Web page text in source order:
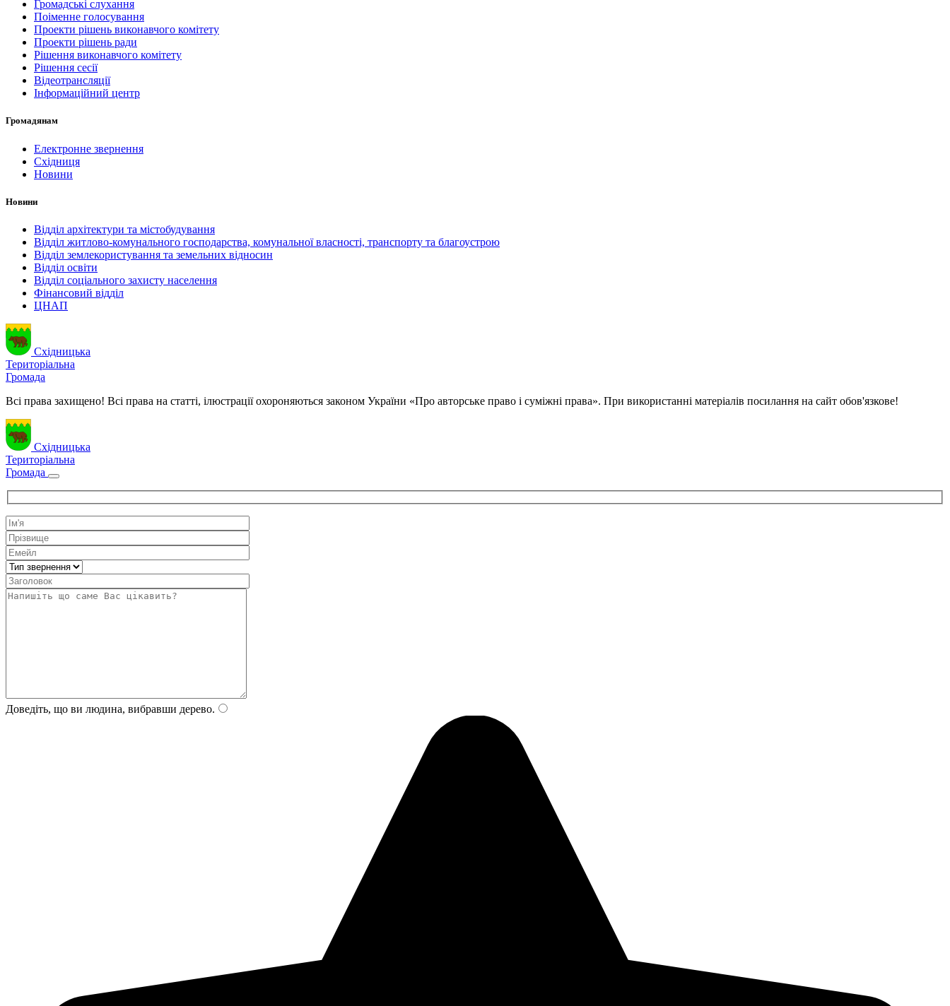
Громадські слухання
Поіменне голосування
Проекти рішень виконавчого комітету
Проекти рішень ради
Рішення виконавчого комітету
Рішення сесії
Відеотрансляції
Інформаційний центр
Громадянам
Електронне звернення
Східниця
Новини
Новини
Відділ архітектури та містобудування
Відділ житлово-комунального господарства, комунальної власності, транспорту та благоустрою
Відділ землекористування та земельних відносин
Відділ освіти
Відділ соціального захисту населення
Фінансовий відділ
ЦНАП
Східницька
Територіальна
Громада
Всі права захищено! Всі права на статті, ілюстрації охороняються законом України «Про авторське право і суміжні права». При використанні матеріалів посилання на сайт обов'язкове!
Східницька
Територіальна
Громада
Доведіть, що ви людина, вибравши дерево.